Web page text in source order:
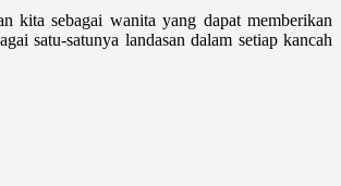
kita sebagai wanita yang dapat memberikan
satu-satunya landasan dalam setiap kancah